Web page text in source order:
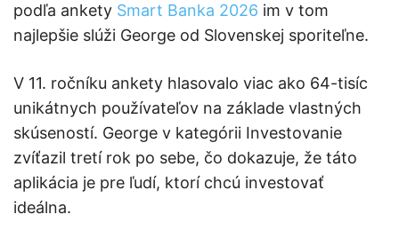
podľa ankety Smart Banka 2026 im v tom
najlepšie slúži George od Slovenskej sporiteľne.
V 11. ročníku ankety hlasovalo viac ako 64-tisíc
unikátnych používateľov na základe vlastných
skúseností. George v kategórii Investovanie
zvíťazil tretí rok po sebe, čo dokazuje, že táto
aplikácia je pre ľudí, ktorí chcú investovať
ideálna.